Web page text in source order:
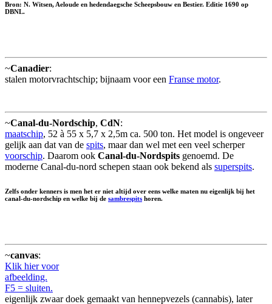
Bron: N. Witsen, Aeloude en hedendaegsche Scheepsbouw en Bestier. Editie 1690 op
DBNL.
~Canadier:
stalen motorvrachtschip; bijnaam voor een Franse motor.
~Canal-du-Nordschip, CdN:
maatschip, 52 à 55 x 5,7 x 2,5m ca. 500 ton. Het model is ongeveer
gelijk aan dat van de spits, maar dan wel met een veel scherper
voorschip. Daarom ook Canal-du-Nordspits genoemd. De
moderne Canal-du-nord schepen staan ook bekend als superspits.
Zelfs onder kenners is men het er niet altijd over eens welke maten nu eigenlijk bij het
canal-du-nordschip en welke bij de sambrespits horen.
~canvas:
Klik hier voor
afbeelding.
F5 = sluiten.
eigenlijk zwaar doek gemaakt van hennepvezels (cannabis), later